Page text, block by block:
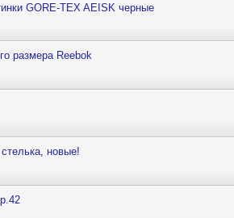
GORE-TEX AEISK черные
размера Reebok
новые!